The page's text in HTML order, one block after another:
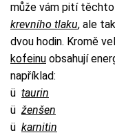
může vám pití
krevního tlaku, ale
dvou hodin. Kromě
kofeinu obsahují
například:
ü taurin
ü ženšen
ü karnitin